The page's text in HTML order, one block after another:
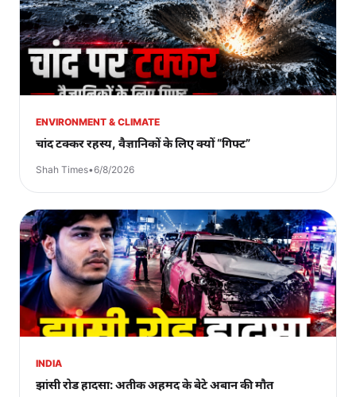
ENVIRONMENT & CLIMATE
चांद टक्कर रहस्य, वैज्ञानिकों के लिए क्यों “गिफ्ट”
Shah Times•6/8/2026
INDIA
झांसी रोड हादसा: अतीक अहमद के बेटे अबान की मौत